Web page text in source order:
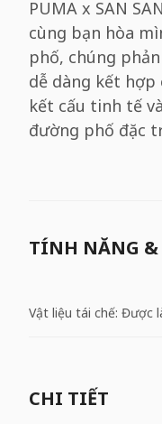
PUMA x SAN
cùng bạn hòa
phố, chúng
dễ dàng kết hợp
kết cấu tinh tế
đường phố đặc
TÍNH NĂNG
Vật liệu tái chế: Được
CHI TIẾT